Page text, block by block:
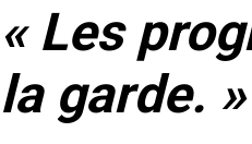
« Les
la garde. »